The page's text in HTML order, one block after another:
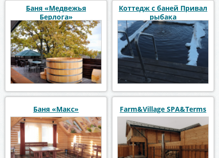
Баня «Медвежья
Берлога»
Коттедж с баней Привал
рыбака
Баня «Макс» Farm&Village SPA&Terms